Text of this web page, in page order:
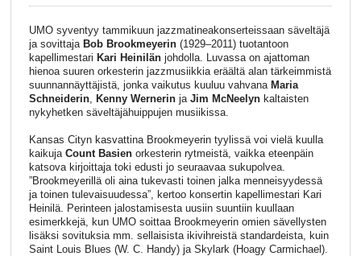
UMO syventyy tammikuun jazzmatineakonserteissaan säveltäjä
ja sovittaja Bob Brookmeyerin(1929–2011) tuotantoon
kapellimestari Kari Heinilänjohdolla. Luvassa on ajattoman
hienoa suuren orkesterin jazzmusiikkia eräältä alan tärkeimmistä
suunnannäyttäjistä, jonka vaikutus kuuluu vahvana Maria
Schneiderin, Kenny Wernerinja Jim McNeelynkaltaisten
nykyhetken säveltäjähuippujen musiikissa.
Kansas Cityn kasvattina Brookmeyerin tyylissä voi vielä kuulla
kaikuja Count Basienorkesterin rytmeistä, vaikka eteenpäin
katsova kirjoittaja toki edusti jo seuraavaa sukupolvea.
”Brookmeyerillä oli aina tukevasti toinen jalka menneisyydessä
ja toinen tulevaisuudessa”, kertoo konsertin kapellimestari Kari
Heinilä. Perinteen jalostamisesta uusiin suuntiin kuullaan
esimerkkejä, kun UMO soittaa Brookmeyerin omien sävellysten
lisäksi sovituksia mm. sellaisista ikivihreistä standardeista, kuin
Saint Louis Blues (W. C. Handy) ja Skylark (Hoagy Carmichael).